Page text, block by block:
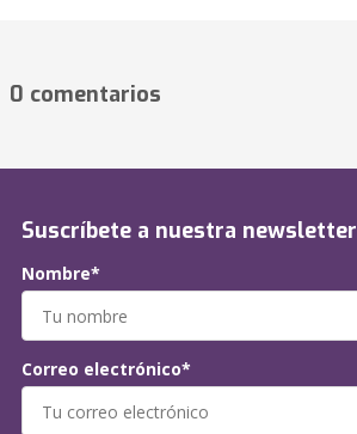
0 comentarios
Suscríbete a nuestra newsletter
Nombre*
Correo electrónico*